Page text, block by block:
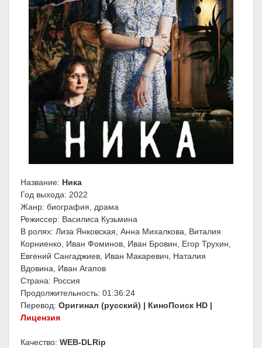
Название: Ника
Год выхода: 2022
Жанр: биография, драма
Режиссер: Василиса Кузьмина
В ролях: Лиза Янковская, Анна Михалкова, Виталия
Корниенко, Иван Фоминов, Иван Бровин, Егор Трухин,
Евгений Сангаджиев, Иван Макаревич, Наталия
Вдовина, Иван Агапов
Страна: Россия
Продолжительность: 01:36:24
Перевод: Оригинал (русский) | КиноПоиск HD |
Лицензия
Качество: WEB-DLRip